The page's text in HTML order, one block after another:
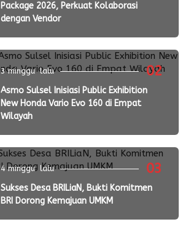
Package 2026, Perkuat Kolaborasi
dengan Vendor
02
3 minggu lalu
Asmo Sulsel Inisiasi Public Exhibition
New Honda Vario Evo 160 di Empat
Wilayah
03
4 minggu lalu
Sukses Desa BRILiaN, Bukti Komitmen
BRI Dorong Kemajuan UMKM